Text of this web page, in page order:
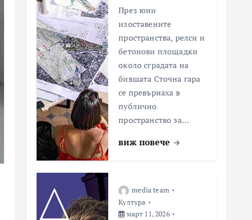
През юни
изоставените
пространства, релси и
бетонови площадки
около сградата на
бившата Сточна гара
се превърнаха в
публично
пространство за…
виж повече
media team
Култура
март 11, 2026